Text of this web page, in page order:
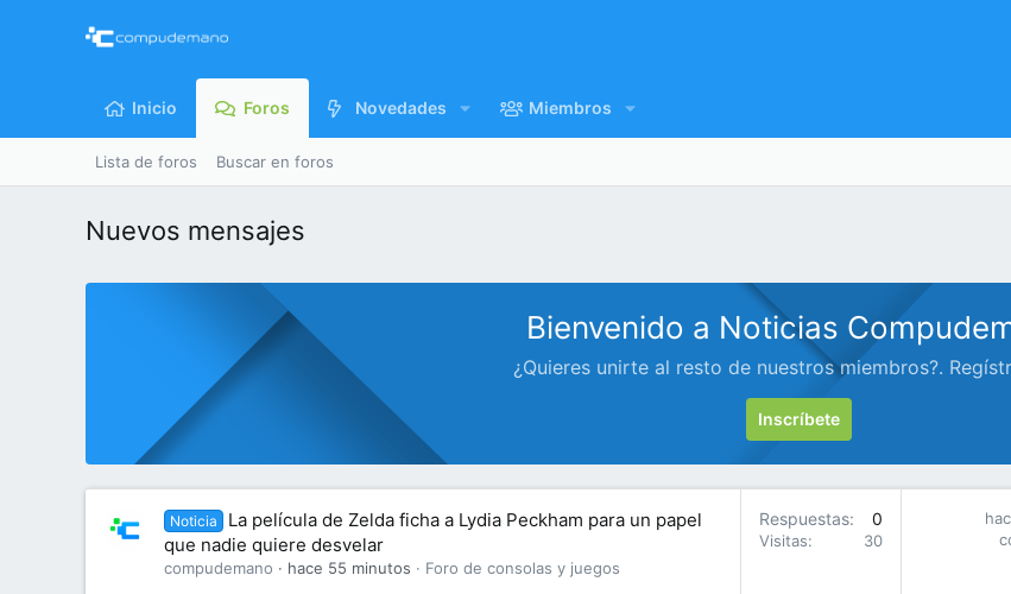
Inicio Foros Novedades Miembros
Lista de foros Buscar en foros
Nuevos mensajes
Bienvenido a Noticias
¿Quieres unirte al resto de nuestros miembros?.
Inscríbete
Noticia
La película de Zelda ficha a Lydia Peckham para un papel
que nadie quiere desvelar
compudemano hace 55 minutos Foro de consolas y juegos
Respuestas 0
Visitas 30